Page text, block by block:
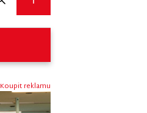
Koupit reklamu